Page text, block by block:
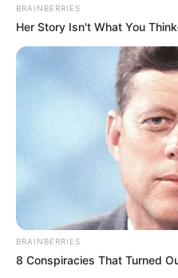
Serem! 9 Chat Ojek
Pelanggan Ini Bikin
Merinding
BRAINBERRIES
Her Story Isn't What You
BRAINBERRIES
8 Conspiracies That Turned